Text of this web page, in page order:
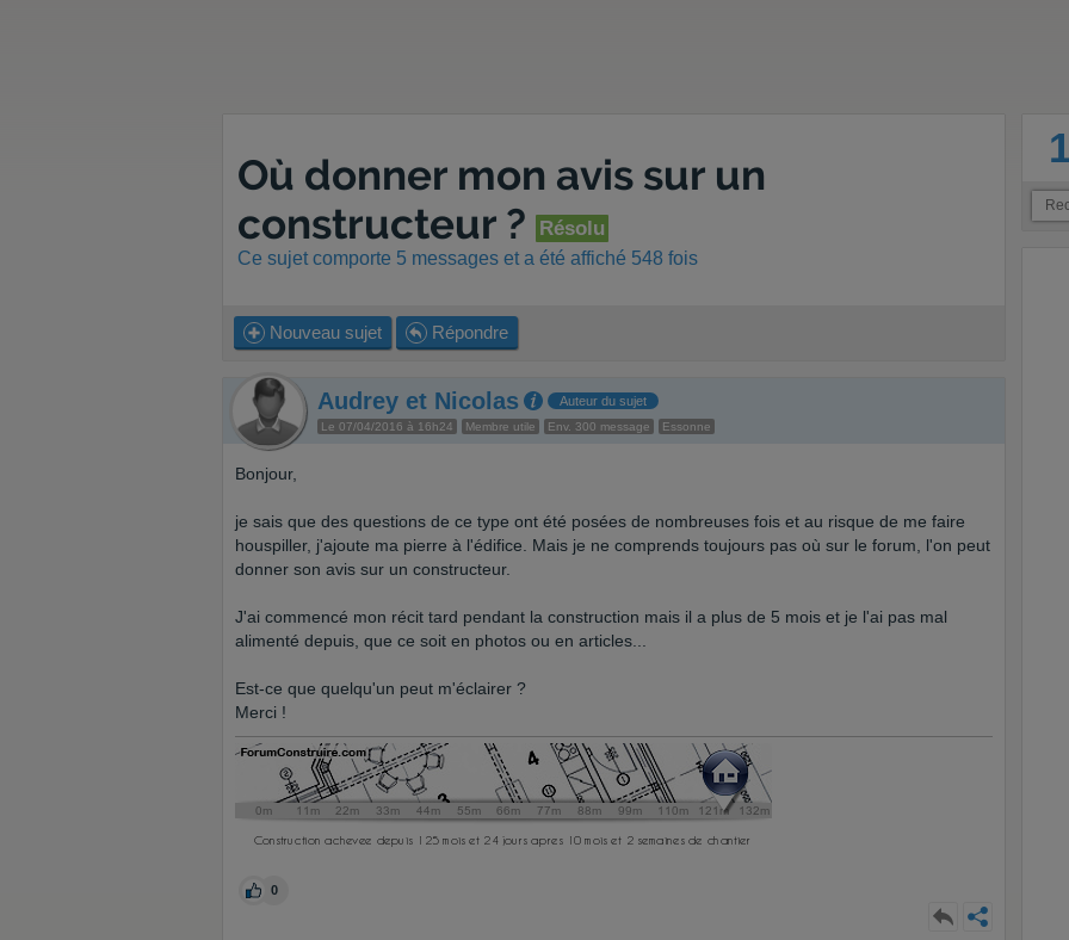
Où donner mon avis sur un
constructeur ?
Résolu
Ce sujet comporte 5 messages et a été affiché 548 fois
Nouveau sujet Répondre
Audrey et Nicolas Auteur du sujet
Le 07/04/2016 à 16h24 Membre utile Env. 300 message Essonne
Bonjour,
je sais que des questions de ce type ont été posées de nombreuses fois et au risque de me faire
houspiller, j'ajoute ma pierre à l'édifice. Mais je ne comprends toujours pas où sur le forum, l'on peut
donner son avis sur un constructeur.
J'ai commencé mon récit tard pendant la construction mais il a plus de 5 mois et je l'ai pas mal
alimenté depuis, que ce soit en photos ou en articles...
Est-ce que quelqu'un peut m'éclairer ?
Merci !
0